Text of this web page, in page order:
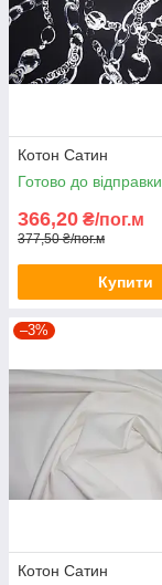
Котон Сатин
Готово до відправки
366,20 ₴/пог.м
377,50 ₴/пог.м
Купити
–3%
Котон Сатин